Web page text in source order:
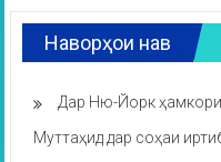
Наворҳои нав
Дар Ню-Йорк
Муттаҳид дар соҳаи